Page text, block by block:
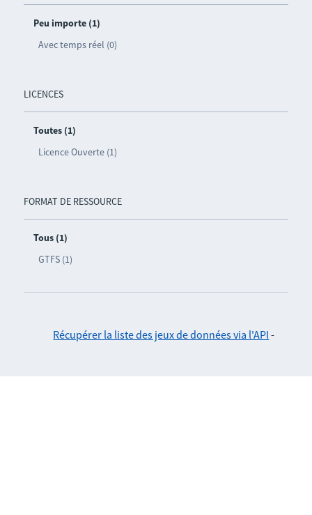
Peu importe (1)
Avec temps réel (0)
LICENCES
Toutes (1)
Licence Ouverte (1)
FORMAT DE RESSOURCE
Tous (1)
GTFS (1)
Récupérer la liste des jeux de données via l'API -